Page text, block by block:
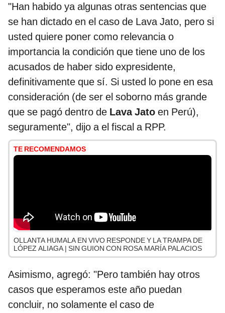
"Han habido ya algunas otras sentencias que
se han dictado en el caso de Lava Jato, pero si
usted quiere poner como relevancia o
importancia la condición que tiene uno de los
acusados de haber sido expresidente,
definitivamente que sí. Si usted lo pone en esa
consideración (de ser el soborno más grande
que se pagó dentro de Lava Jato en Perú),
seguramente", dijo a el fiscal a RPP.
TE RECOMENDAMOS
OLLANTA HUMALA EN VIVO RESPONDE Y LA TRAMPA DE
LÓPEZ ALIAGA | SIN GUION CON ROSA MARÍA PALACIOS
Asimismo, agregó: "Pero también hay otros
casos que esperamos este año puedan
concluir, no solamente el caso de